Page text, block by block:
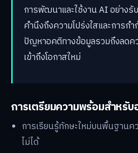
การพัฒนาและใช้งาน AI อย่างรั
คำนึงถึงความโปร่งใสและการก
ปัญหาอคติทางข้อมูลรวมถึงลดค
เข้าถึงโอกาสใหม่
การเตรียมความพร้อมสำหรั
การเรียนรู้ทักษะใหม่บนพื้นฐาน
ไม่ได้